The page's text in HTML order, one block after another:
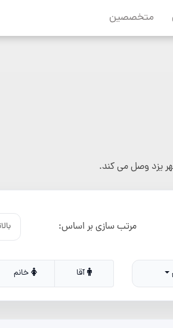
متخصصین
شهر یزد وصل می کند.
مرتب سازی بر اساس:
آقا خانم